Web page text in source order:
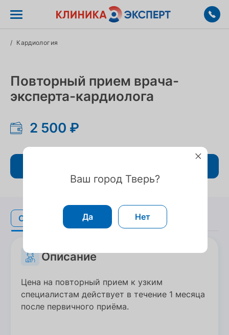
/ Кардиология
Повторный прием врача-
эксперта-кардиолога
2 500 ₽
Описание
Описание Подготовка
Подготовка
Описание
Цена на повторный прием к узким
специалистам действует в течение 1 месяца
после первичного приёма.
Ваш город Тверь?
Да Нет